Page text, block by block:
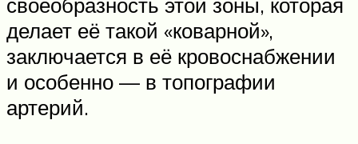
делает её такой «коварной»,
заключается в её кровоснабжении
и особенно — в топографии
артерий.